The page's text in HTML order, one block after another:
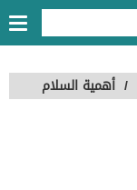
/ أهمية السلام